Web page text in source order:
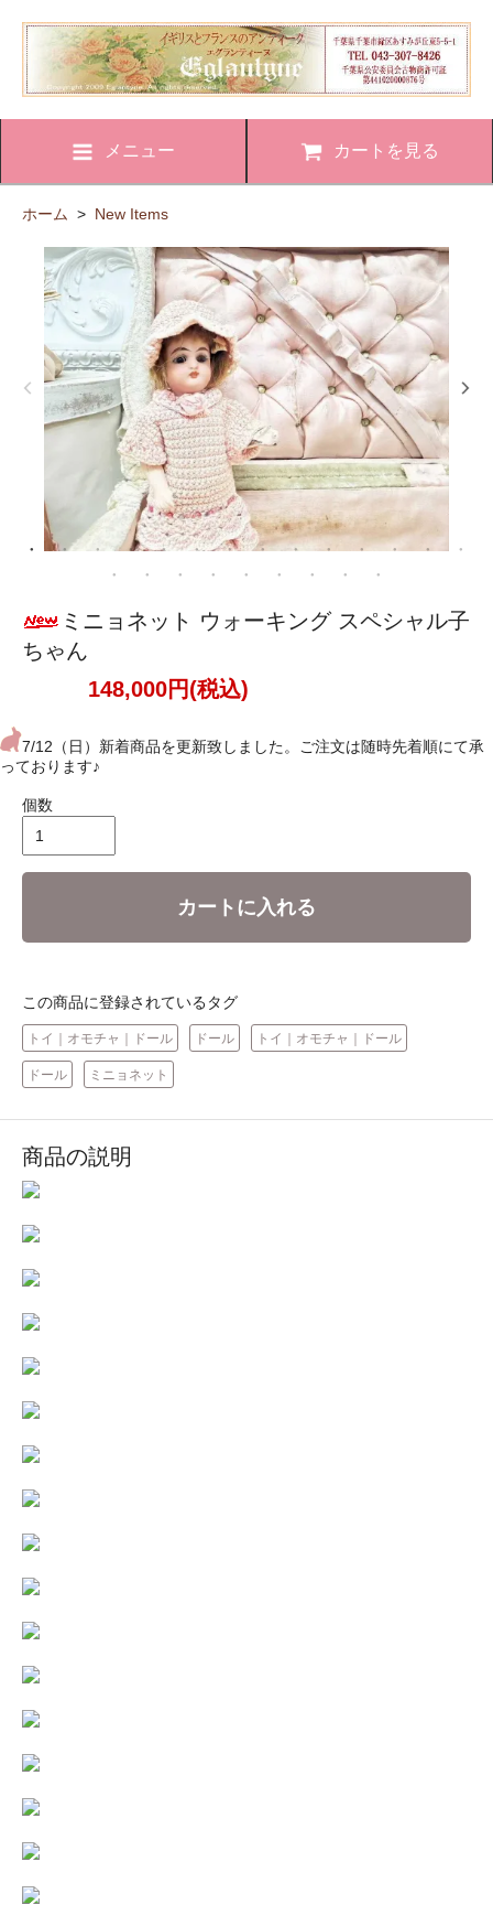
メニュー カートを見る
ホーム > New Items
ミニョネット ウォーキング スペシャル子
ちゃん
148,000円(税込)
7/12（日）新着商品を更新致しました。ご注文は随時先着順にて承
っております♪
個数
カートに入れる
この商品に登録されているタグ
トイ｜オモチャ｜ドール ドール トイ｜オモチャ｜ドール
ドール ミニョネット
商品の説明